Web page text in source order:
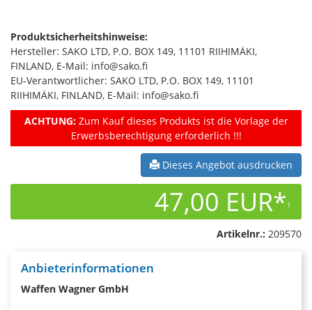
Produktsicherheitshinweise:
Hersteller: SAKO LTD, P.O. BOX 149, 11101 RIIHIMÄKI,
FINLAND, E-Mail: info@sako.fi
EU-Verantwortlicher: SAKO LTD, P.O. BOX 149, 11101
RIIHIMÄKI, FINLAND, E-Mail: info@sako.fi
ACHTUNG:Zum Kauf dieses Produkts ist die Vorlage der
Erwerbsberechtigung erforderlich !!!
Dieses Angebot ausdrucken
47,00 EUR*1
Artikelnr.: 209570
Anbieterinformationen
Waffen Wagner GmbH